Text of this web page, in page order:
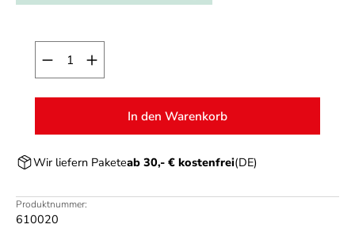
Produkt Anzahl: Gib den gewünschten Wert
In den Warenkorb
Wir liefern Paketeab 30,- € kostenfrei(DE)
Produktnummer:
610020